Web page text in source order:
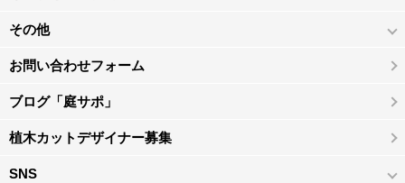
その他
お問い合わせフォーム
ブログ「庭サポ」
植木カットデザイナー募集
SNS